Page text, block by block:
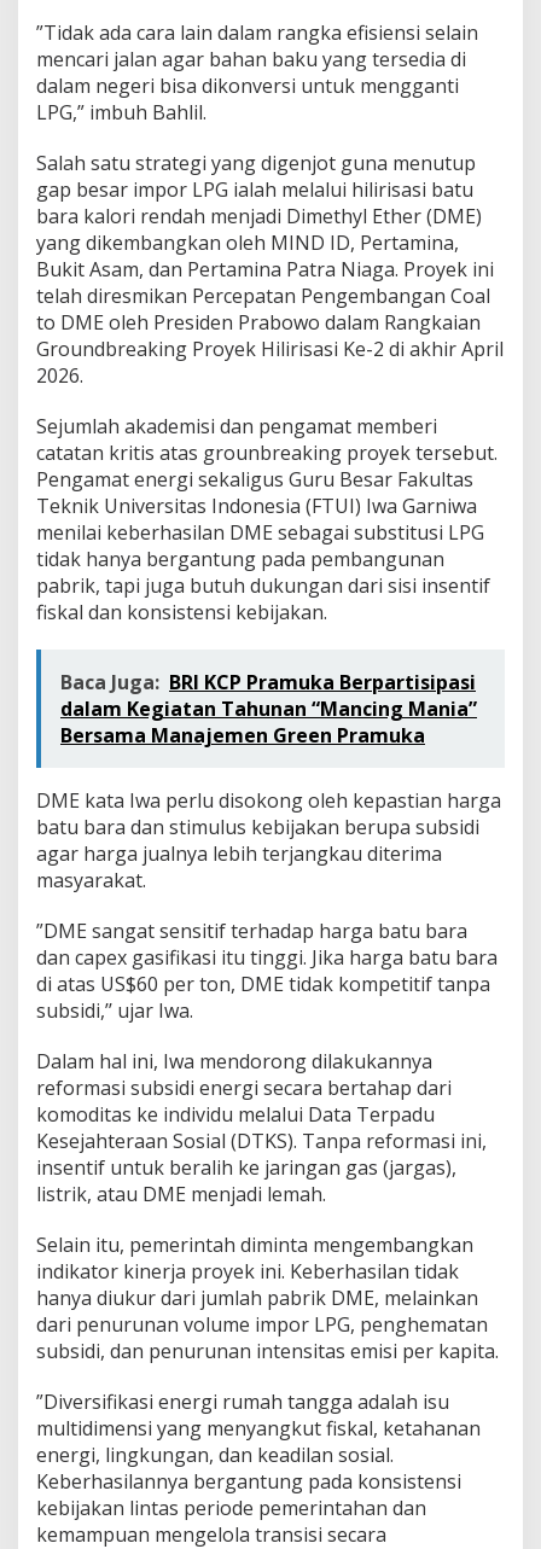
”Tidak ada cara lain dalam rangka efisiensi selain
mencari jalan agar bahan baku yang tersedia di
dalam negeri bisa dikonversi untuk mengganti
LPG,” imbuh Bahlil.
Salah satu strategi yang digenjot guna menutup
gap besar impor LPG ialah melalui hilirisasi batu
bara kalori rendah menjadi Dimethyl Ether (DME)
yang dikembangkan oleh MIND ID, Pertamina,
Bukit Asam, dan Pertamina Patra Niaga. Proyek ini
telah diresmikan Percepatan Pengembangan Coal
to DME oleh Presiden Prabowo dalam Rangkaian
Groundbreaking Proyek Hilirisasi Ke-2 di akhir April
2026.
Sejumlah akademisi dan pengamat memberi
catatan kritis atas grounbreaking proyek tersebut.
Pengamat energi sekaligus Guru Besar Fakultas
Teknik Universitas Indonesia (FTUI) Iwa Garniwa
menilai keberhasilan DME sebagai substitusi LPG
tidak hanya bergantung pada pembangunan
pabrik, tapi juga butuh dukungan dari sisi insentif
fiskal dan konsistensi kebijakan.
Baca Juga: BRI KCP Pramuka Berpartisipasi
dalam Kegiatan Tahunan “Mancing Mania”
Bersama Manajemen Green Pramuka
DME kata Iwa perlu disokong oleh kepastian harga
batu bara dan stimulus kebijakan berupa subsidi
agar harga jualnya lebih terjangkau diterima
masyarakat.
”DME sangat sensitif terhadap harga batu bara
dan capex gasifikasi itu tinggi. Jika harga batu bara
di atas US$60 per ton, DME tidak kompetitif tanpa
subsidi,’’ ujar Iwa.
Dalam hal ini, Iwa mendorong dilakukannya
reformasi subsidi energi secara bertahap dari
komoditas ke individu melalui Data Terpadu
Kesejahteraan Sosial (DTKS). Tanpa reformasi ini,
insentif untuk beralih ke jaringan gas (jargas),
listrik, atau DME menjadi lemah.
Selain itu, pemerintah diminta mengembangkan
indikator kinerja proyek ini. Keberhasilan tidak
hanya diukur dari jumlah pabrik DME, melainkan
dari penurunan volume impor LPG, penghematan
subsidi, dan penurunan intensitas emisi per kapita.
”Diversifikasi energi rumah tangga adalah isu
multidimensi yang menyangkut fiskal, ketahanan
energi, lingkungan, dan keadilan sosial.
Keberhasilannya bergantung pada konsistensi
kebijakan lintas periode pemerintahan dan
kemampuan mengelola transisi secara